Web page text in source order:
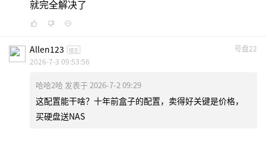
就完全解决了
号盘22
Allen123 楼主
2026-7-3 09:53:56
哈哈2哈 发表于 2026-7-2 09:29
这配置能干啥？十年前盒子的配置，卖得好关键是价格，
买硬盘送NAS